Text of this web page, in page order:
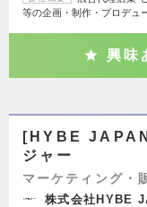
等の企画・制作・プロデュ
興味
[HYBE
ジャー
マーケティング・
株式会社HYBE